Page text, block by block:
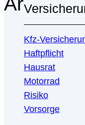
Kfz-
Haftpflicht
Hausrat
Motorrad
Risiko
Vorsorge